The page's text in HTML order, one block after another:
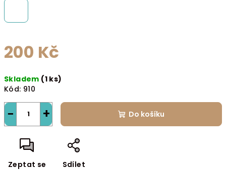
200 Kč
cena:
Skladem (1 ks)
Kód: 910
+
− Do košíku
Zeptat se Sdílet